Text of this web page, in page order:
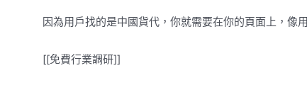
因為用戶找的是中國貨代，你就需要在你的頁面上，像
[[免費行業調研]]